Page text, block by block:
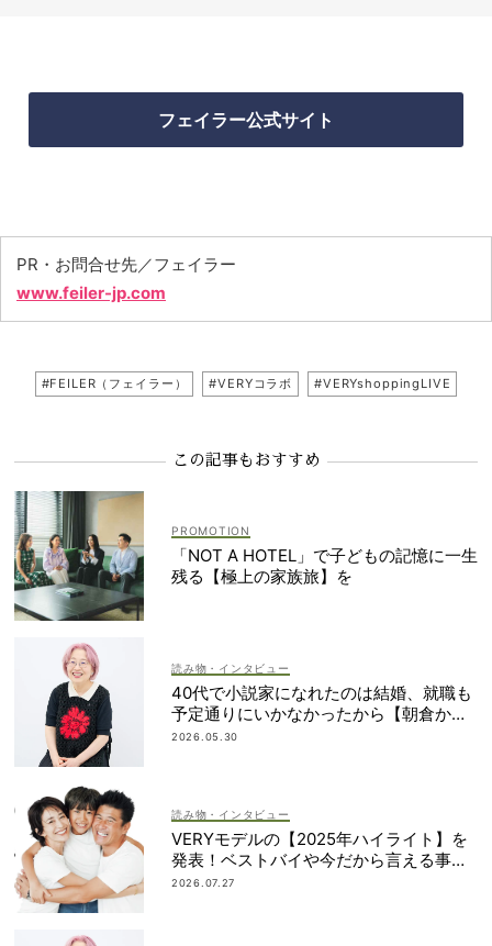
フェイラー公式サイト
PR・お問合せ先／フェイラー
www.feiler-jp.com
#FEILER（フェイラー） #VERYコラボ #VERYshoppingLIVE
この記事もおすすめ
「NOT A HOTEL」で子どもの記憶に一生
残る【極上の家族旅】を
読み物・インタビュー
40代で小説家になれたのは結婚、就職も
予定通りにいかなかったから【朝倉かす
みさん】
2026.05.30
読み物・インタビュー
VERYモデルの【2025年ハイライト】を
発表！ベストバイや今だから言える事件
簿も大公開
2026.07.27